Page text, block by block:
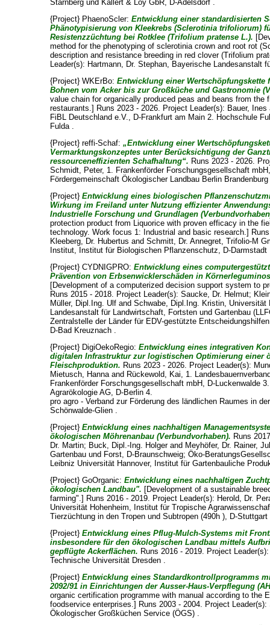
Starnberg und Kallert & Loy GbR, D-Adelsdorf .
{Project} PhaenoScler:Entwicklung einer standardisierten
Phänotypisierung von Kleekrebs (Sclerotinia trifoliorum)
Resistenzzüchtung bei Rotklee (Trifolium pratense L.).
method for the phenotyping of sclerotinia crown and root rot
description and resistance breeding in red clover (Trifolium
Leader(s): Hartmann, Dr. Stephan, Bayerische Landesanstalt
{Project} WKErBo:Entwicklung einer
Bohnen vom Acker bis zur Großküche und Gastronomie
value chain for organically produced peas and beans from
restaurants.] Runs 2023 - 2026. Project Leader(s): Bauer, Ines
FiBL Deutschland e.V., D-Frankfurt am Main 2. Hochschule
Fulda .
{Project} reffi-Schaf:„Entwicklung einer
Vermarktungskonzeptes unter Berücksichtigung der
ressourceneffizienten Schafhaltung“. Runs 2023 - 2026.
Schmidt, Peter, 1. Frankenförder Forschungsgesellschaft
Fördergemeinschaft Ökologischer Landbau Berlin
{Project}Entwicklung eines biologischen
Wirkung im Freiland unter Nutzung effizienter
Industrielle Forschung und Grundlagen
protection product from Liquorice with proven efficacy in the
technology. Work focus 1: Industrial and basic research.]
Kleeberg, Dr. HubertusandSchmitt, Dr. Annegret, Trifolio-M
Institut, Institut für Biologischen Pflanzenschutz, D-Darmstadt
{Project} CYDNIGPRO:Entwicklung eines
Prävention von Erbsenwicklerschäden in
[Development of a computerized decision support system to
Runs 2015 - 2018. Project Leader(s):Saucke, Dr. Helmut;
Müller, Dipl.Ing. Ulf andSchwabe, Dipl.Ing. Kristin, Universität
Landesanstalt für Landwirtschaft, Fortsten und Gartenbau
Zentralstelle der Länder für EDV-gestützte
D-Bad Kreuznach .
{Project} DigiOekoRegio:Entwicklung eines integrativen
digitalen Infrastruktur zur logistischen Optimierung einer
Fleischproduktion. Runs 2023 - 2026. Project Leader(s):
Mietusch, Hannaand Rückewold, Kai, 1.
Frankenförder Forschungsgesellschaft mbH, D-Luckenwalde
Agrarökologie AG, D-Berlin 4.
pro agro - Verband zur Förderung des ländlichen Raumes in
Schönwalde-Glien .
{Project}Entwicklung eines nachhaltigen
ökologischen Möhrenanbau (Verbundvorhaben). Runs
Dr. Martin; Buck, Dipl.-Ing. Holgerand Meyhöfer, Dr. Rainer,
Gartenbau und Forst, D-Braunschweig; Öko-
Leibniz Universität Hannover, Institut für Gartenbauliche
{Project} GoOrganic:Entwicklung eines nachhaltigen
ökologischen Landbau". [Development of a sustainable
farming".] Runs 2016 - 2019. Project Leader(s): Herold, Dr.
Universität Hohenheim, Institut für Tropische
Tierzüchtung in den Tropen und Subtropen (490h ), D-Stuttgart
{Project}Entwicklung eines Pflug-Mulch-Systems mit
insbesondere für den ökologischen Landbau mittels
gepflügte Ackerflächen. Runs 2016 - 2019. Project
Technische Universität Dresden .
{Project}Entwicklung eines Standardkontrollprogramms
2092/91 in Einrichtungen der Ausser-Haus-Verpflegung
organic certification programme with manual according to the
foodservice enterprises.] Runs 2003 - 2004. Project Leader(s):
Ökologischer Großküchen Service (ÖGS) .